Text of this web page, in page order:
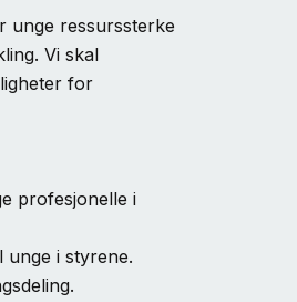
unge ressurssterke
Vi skal
for
profesjonelle i
unge i styrene.